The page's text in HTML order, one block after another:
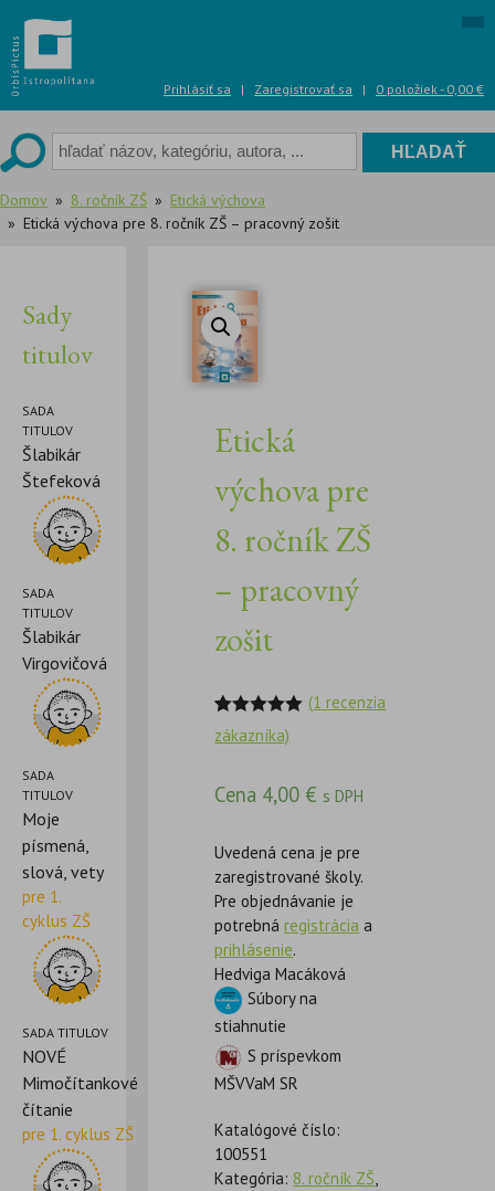
to
content
Prihlásiť sa | Zaregistrovať sa | 0 položiek - 0,00 €
Domov 8. ročník ZŠ
Etická výchova
Etická výchova pre 8. ročník ZŠ – pracovný zošit
Sady
titulov
SADA
TITULOV
Šlabikár
Štefeková
SADA
TITULOV
Šlabikár
Virgovičová
SADA
TITULOV
Moje
písmená,
slová, vety
pre 1.
cyklus ZŠ
SADA TITULOV
NOVÉ
Mimočítankové
čítanie
pre 1. cyklus ZŠ
Etická
výchova pre
8. ročník ZŠ
– pracovný
zošit
Hodnotenie
5.00z 5 na
recenzie
(1 recenzia
zákazníka)
Cena 4,00 € s DPH
Uvedená cena je pre
zaregistrované školy.
Pre objednávanie je
potrebnáregistrácia a
prihlásenie.
Hedviga Macáková
Súbory na
stiahnutie
S príspevkom
MŠVVaM SR
Katalógové číslo:
100551
Kategória: 8. ročník ZŠ,